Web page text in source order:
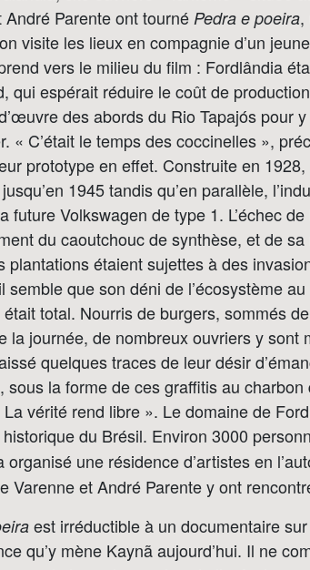
André Parente ont tourné Pedra e poeira,
visite les lieux en compagnie d’un
vers le milieu du film : Fordlândia
qui espérait réduire le coût de
des abords du Rio Tapajós pour
« C’était le temps des coccinelles »,
prototype en effet. Construite en
1945 tandis qu’en parallèle,
future Volkswagen de type 1. L’échec
du caoutchouc de synthèse, et de
plantations étaient sujettes à des
semble que son déni de l’écosystème
total. Nourris de burgers, sommés
la journée, de nombreux ouvriers y sont
quelques traces de leur désir
sous la forme de ces graffitis au
vérité rend libre ». Le domaine de
du Brésil. Environ 3000
organisé une résidence d’artistes en
Varenne et André Parente y ont
est irréductible à un documentaire
qu’y mène Kaynã aujourd’hui. Il ne